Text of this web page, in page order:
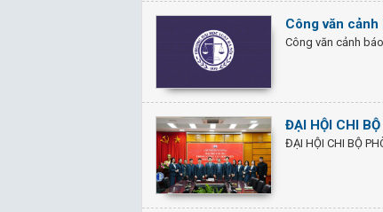
Công văn
Công văn cảnh
ĐẠI HỘI CHI
ĐẠI HỘI CHI BỘ